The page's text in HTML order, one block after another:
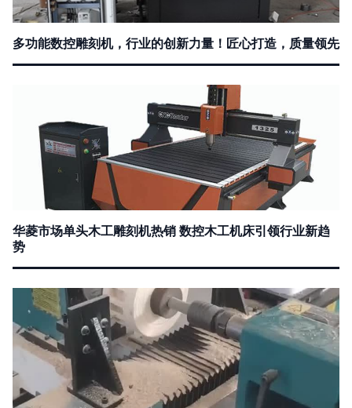
多功能数控雕刻机，行业的创新力量！匠心打造，质量领先
华菱市场单头木工雕刻机热销 数控木工机床引领行业新趋
势